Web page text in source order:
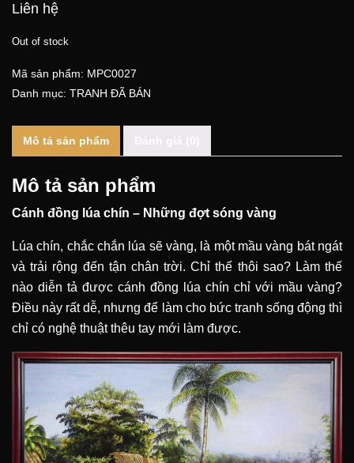
Liên hệ
Out of stock
Mã sản phẩm: MPC0027
Danh mục: TRANH ĐÃ BÁN
Mô tả sản phẩm
Mô tả sản phẩm
Cánh đồng lúa chín – Những đợt sóng vàng
Lúa chín, chắc chắn lúa sẽ vàng, là một mầu vàng bát ngát
và trải rộng đến tận chân trời. Chỉ thế thôi sao? Làm thế
nào diễn tả được cánh đồng lúa chín chỉ với mầu vàng?
Điều này rất dễ, nhưng để làm cho bức tranh sống động thì
chỉ có nghệ thuật thêu tay mới làm được.